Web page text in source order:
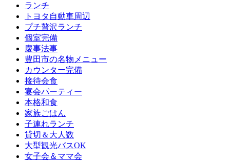
ランチ
トヨタ自動車周辺
プチ贅沢ランチ
個室完備
慶事法事
豊田市の名物メニュー
カウンター完備
接待会食
宴会パーティー
本格和食
家族ごはん
子連れランチ
貸切＆大人数
大型観光バスOK
女子会＆ママ会